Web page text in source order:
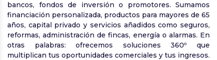
bancos, fondos de inversión o promotores. Sumamos
financiación personalizada, productos para mayores de 65
años, capital privado y servicios añadidos como seguros,
reformas, administración de fincas, energía o alarmas. En
otras palabras: ofrecemos soluciones 360º que
multiplican tus oportunidades comerciales y tus ingresos.